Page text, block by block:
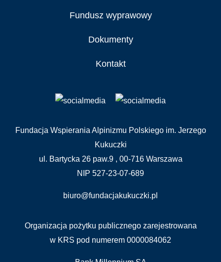
Fundusz wyprawowy
Dokumenty
Kontakt
Fundacja Wspierania Alpinizmu Polskiego im. Jerzego
Kukuczki
ul. Bartycka 26 paw.9 , 00-716 Warszawa
NIP 527-23-07-689
biuro@fundacjakukuczki.pl
Organizacja pożytku publicznego zarejestrowana
w KRS pod numerem 0000084062